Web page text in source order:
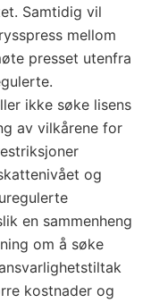
Samtidig vil
mellom
presset utenfra
ikke søke lisens
av vilkårene for
og
en sammenheng
om å søke
kostnader og